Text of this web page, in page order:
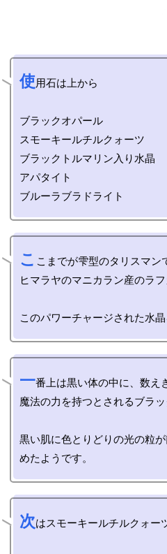
使用石は上から
ブラックオパール
スモーキールチルクォーツ
ブラックトルマリン入り水晶
アパタイト
こ こまでが雫型のタリスマン
ヒマラヤのマニカラン産のラフ
一番上は黒い体の中に、数え
魔法の力を持つとされるブラッ
黒い肌に色とりどりの光の粒
次はスモーキールチルクォー